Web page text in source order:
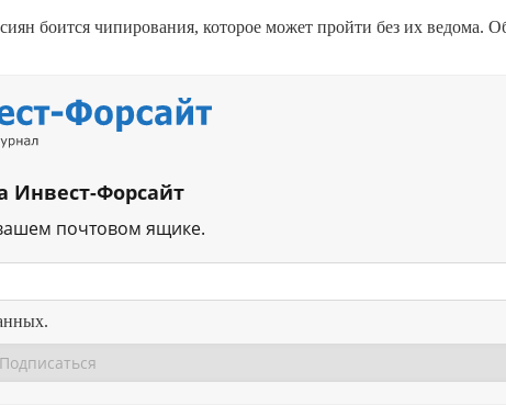
боится чипирования, которое может пройти без их ведома.
Инвест-Форсайт
почтовом ящике.